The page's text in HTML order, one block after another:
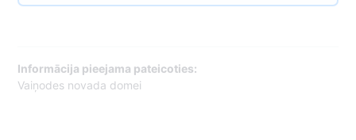
Informācija pieejama pateicoties:
Vaiņodes novada domei